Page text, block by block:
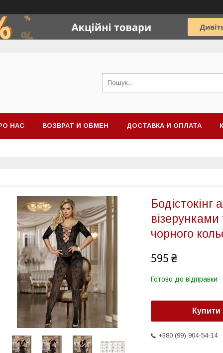
НАС ВОЗВРАТ И ОБМЕН ДОСТАВКА И ОПЛАТА
Бодістокінг
чорного
595 ₴
Готово до відправки
Купити
+380 (99) 904-54-14